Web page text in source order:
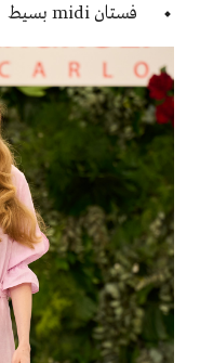
فستان midi بسيط